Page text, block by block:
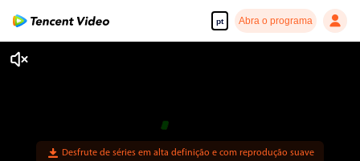
pt Abra o programa
Desfrute de séries em alta definição e com reprodução suave